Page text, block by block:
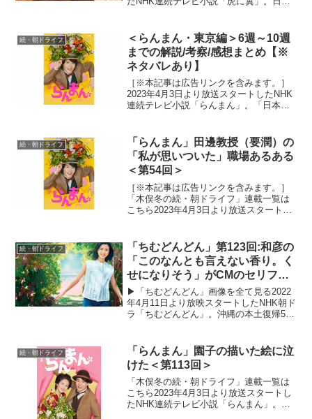
く本作。困難な時代に生まれながらも仲
間たちと切磋琢磨...
続・朝ドライフ
＜らんまん・東京編＞6週～10週
までの解説/考察/感想まとめ【※
ネタバレあり】
［※本記事は広告リンクを含みます。］
2023年4月3日より放送スタートしたNHK
連続テレビ小説「らんまん」。「日本の
リジナルストーリーで描く本作。激動の
時代の中、植物を...
続・朝ドライフ
「らんまん」田邊教授（要潤）の
「私が思いついた」職場あるある
＜第54回＞
［※本記事は広告リンクを含みます。］
「木俣冬の続・朝ドライフ」連載一覧は
こちら2023年4月3日より放送スタートし
出身の植物学者・牧野富太郎の人生をモ
デルにオリジナルス...
続・朝ドライフ
「ちむどんどん」第123回:和彦の
「このなんとも言えない香り。く
せになりそう」がCMのセリフみ
たいだった
▶「ちむどんどん」画像を全て見る2022
年4月11日より放映スタートしたNHK朝ド
ラ「ちむどんどん」。沖縄の本土復帰50
主人公と支え合う兄妹たちの絆を描くス
トーリー。「...
続・朝ドライフ
「らんまん」園子の描いた絵に泣
けた＜第113回＞
「木俣冬の続・朝ドライフ」連載一覧は
こちら2023年4月3日より放送スタートし
たNHK連続テレビ小説「らんまん」。